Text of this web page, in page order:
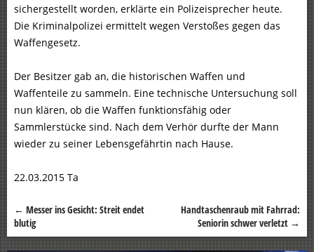
sichergestellt worden, erklärte ein Polizeisprecher heute.
Die Kriminalpolizei ermittelt wegen Verstoßes gegen das
Waffengesetz.
Der Besitzer gab an, die historischen Waffen und
Waffenteile zu sammeln. Eine technische Untersuchung soll
nun klären, ob die Waffen funktionsfähig oder
Sammlerstücke sind. Nach dem Verhör durfte der Mann
wieder zu seiner Lebensgefährtin nach Hause.
22.03.2015 Ta
Beitragsnavigation
← Messer ins Gesicht: Streit endet
blutig
Handtaschenraub mit Fahrrad:
Seniorin schwer verletzt →